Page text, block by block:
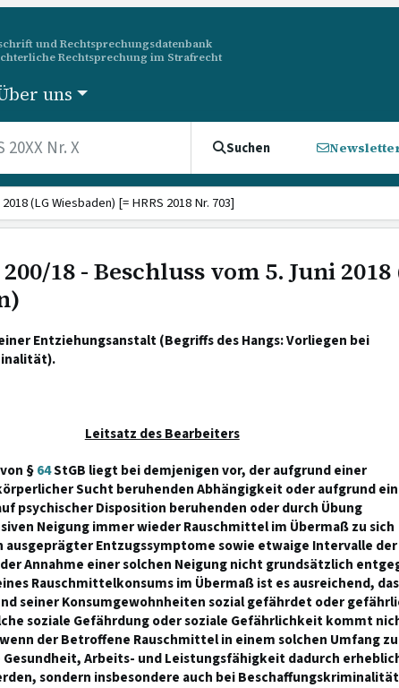
und Rechtsprechungsdatenbank
Rechtsprechung im Strafrecht
uns
Suchen
(LG Wiesbaden) [= HRRS 2018 Nr. 703]
18 - Beschluss vom 5. Juni 2018
Entziehungsanstalt (Begriffs des Hangs: Vorliegen bei
Leitsatz des Bearbeiters
§64StGB liegt bei demjenigen vor, der aufgrund einer
Sucht beruhenden Abhängigkeit oder aufgrund
psychischer Disposition beruhenden oder durch Übung
Neigung immer wieder Rauschmittel im Übermaß zu sich
ausgeprägter Entzugssymptome sowie etwaige Intervalle der
Annahme einer solchen Neigung nicht grundsätzlich
Rauschmittelkonsums im Übermaß ist es ausreichend,
seiner Konsumgewohnheiten sozial gefährdet oder
soziale Gefährdung oder soziale Gefährlichkeit kommt
der Betroffene Rauschmittel in einem solchen Umfang
Gesundheit, Arbeits- und Leistungsfähigkeit dadurch
sondern insbesondere auch bei